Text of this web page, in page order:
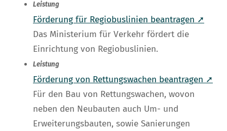
Leistung
Förderung für Regiobuslinien beantragen ➚
Das Ministerium für Verkehr fördert die
Einrichtung von Regiobuslinien.
Leistung
Förderung von Rettungswachen beantragen ➚
Für den Bau von Rettungswachen, wovon
neben den Neubauten auch Um- und
Erweiterungsbauten, sowie Sanierungen